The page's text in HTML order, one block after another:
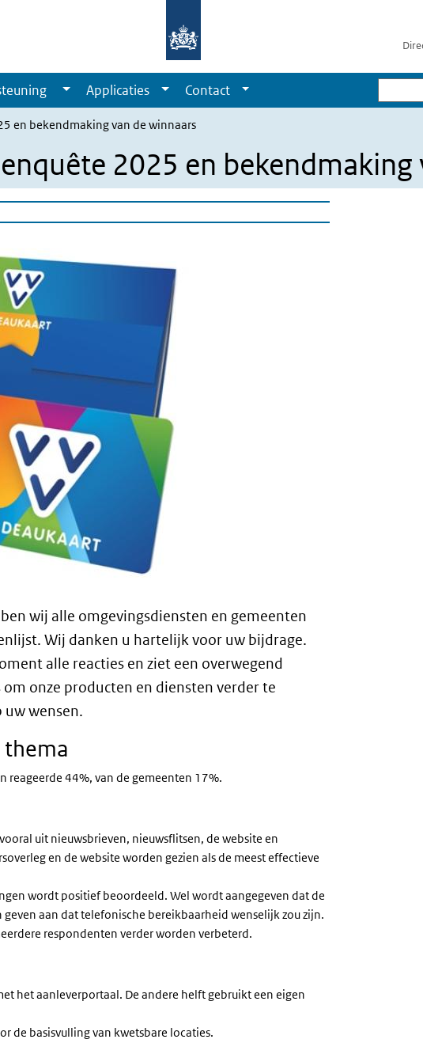
Applicaties Contact
Zoeken
en bekendmaking van de winnaars
2025 en
wij alle omgevingsdiensten en gemeenten
Wij danken u hartelijk voor uw bijdrage.
alle reacties en ziet een overwegend
onze producten en diensten verder te
wensen.
reageerde 44%, van de gemeenten 17%.
uit nieuwsbrieven, nieuwsflitsen, de website en
en de website worden gezien als de meest effectieve
wordt positief beoordeeld. Wel wordt aangegeven dat de
aan dat telefonische bereikbaarheid wenselijk zou zijn.
respondenten verder worden verbeterd.
het aanleverportaal. De andere helft gebruikt een eigen
de basisvulling van kwetsbare locaties.